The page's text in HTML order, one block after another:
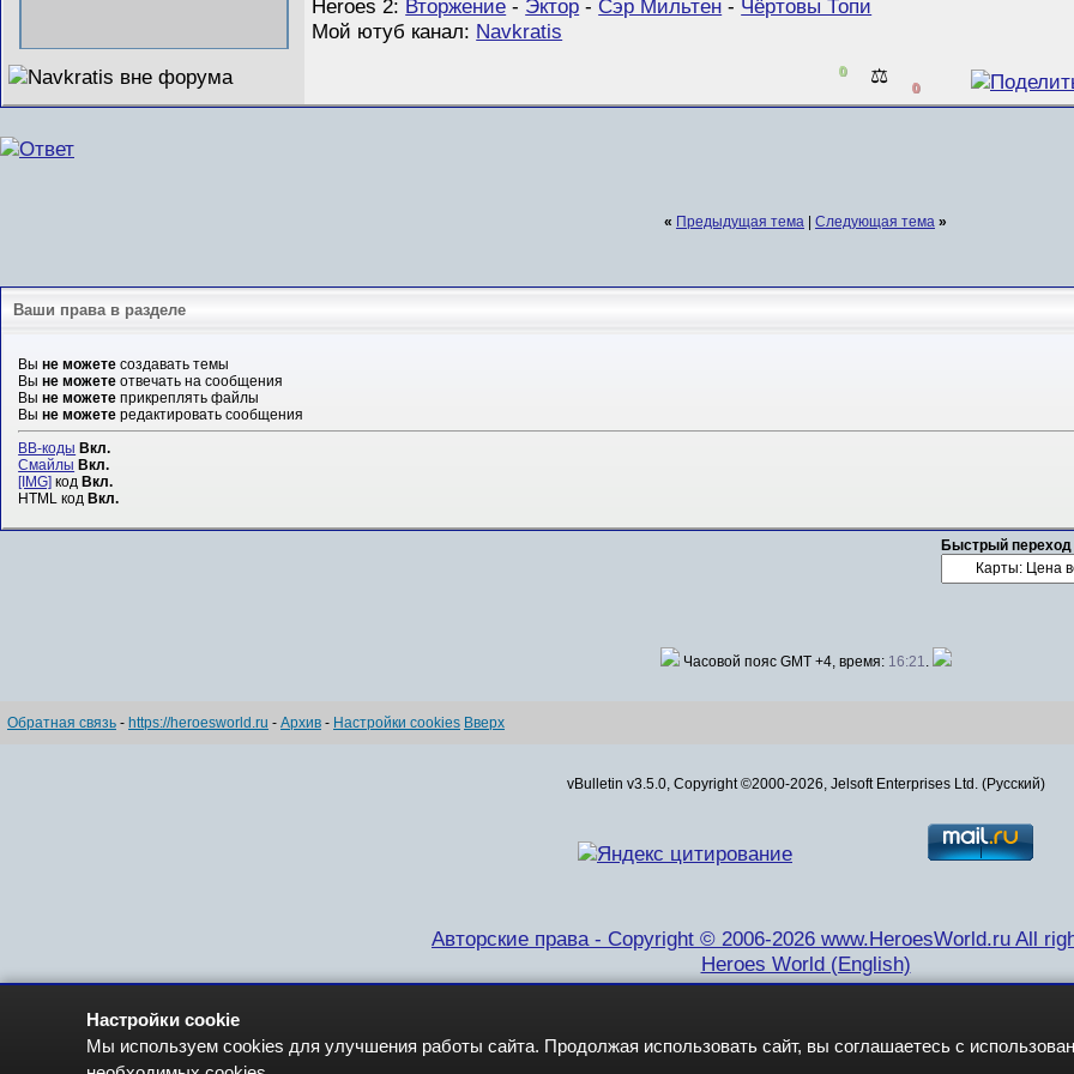
Heroes 2: Вторжение - Эктор - Сэр Мильтен - Чёртовы Топи
Мой ютуб канал: Navkratis
0 ⚖️ 0
« Предыдущая тема Следующая тема »
Ваши права в разделе
Выне можете создавать темы
Выне можете отвечать на сообщения
Выне можете прикреплять файлы
Выне можете редактировать сообщения
BB-коды Вкл.
Смайлы Вкл.
[IMG] кодВкл.
HTML кодВкл.
Быстрый переход
Часовой пояс GMT +4, время: 16:21
Обратная связь - https://heroesworld.ru - Архив - Настройки cookies Вверх
vBulletin v3.5.0, Copyright ©2000-2026, Jelsoft Enterprises Ltd. (Русский)
Авторские права - Copyright © 2006-2026 www.HeroesWorld.ru All
Heroes World (English)
Настройки cookie
Мы используем cookies для улучшения работы сайта. Продолжая использовать сайт, вы соглашаетесь с